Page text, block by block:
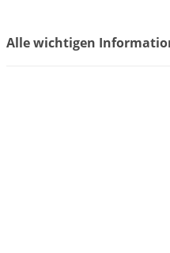
Alle wichtigen